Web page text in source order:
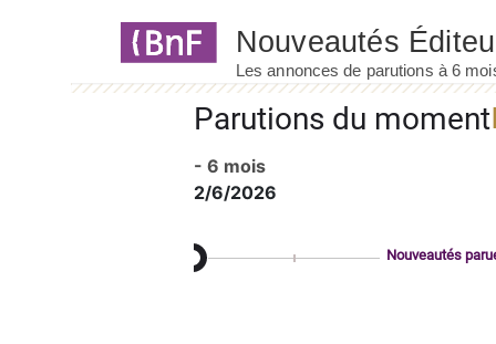
Parutions du moment
- 6 mois
2/6/2026
Nouveautés